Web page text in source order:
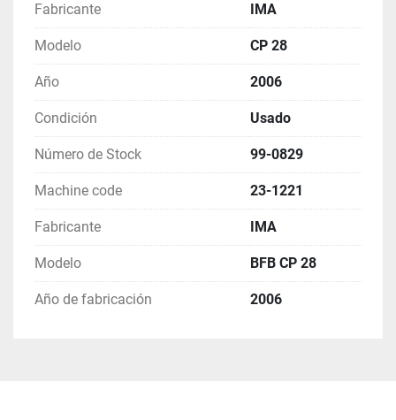
Fabricante IMA
Modelo CP 28
Año 2006
Condición Usado
Número de Stock 99-0829
Machine code 23-1221
Fabricante IMA
Modelo BFB CP 28
Año de fabricación 2006